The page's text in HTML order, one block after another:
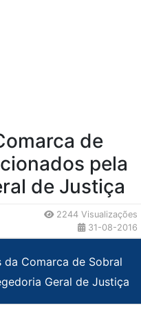
de
pela
de Justiça
2244 Visualizações
31-08-2016
da Comarca de Sobral
Geral de Justiça